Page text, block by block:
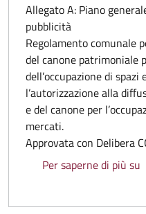
Allegato A: Piano
pubblicità
Regolamento comunale
del canone patrimoniale
dell’occupazione di
l’autorizzazione alla
e del canone per
mercati.
Approvata con Delibera
Per saperne di più su